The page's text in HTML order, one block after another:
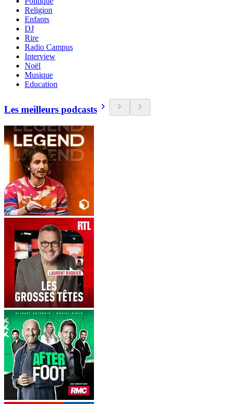
Religion
Enfants
DJ
Rire
Radio Campus
Interview
Noël
Musique
Education
Les meilleurs podcasts